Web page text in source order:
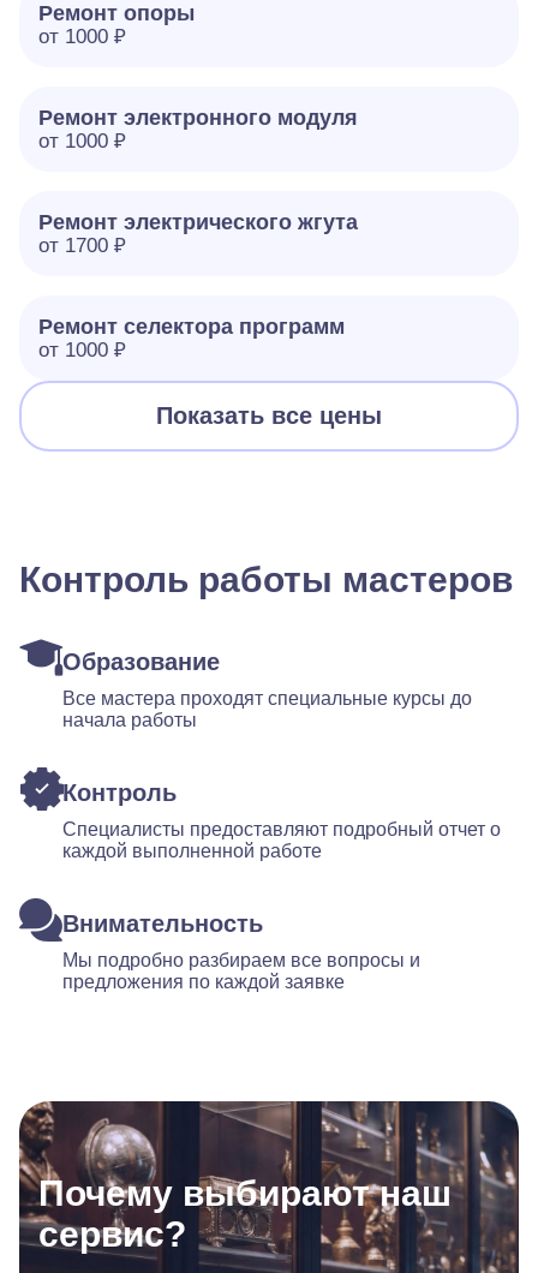
Ремонт опоры
от 1000 ₽
Ремонт электронного модуля
от 1000 ₽
Ремонт электрического жгута
от 1700 ₽
Ремонт селектора программ
от 1000 ₽
Показать все цены
Контроль работы мастеров
Образование
Все мастера проходят специальные курсы до
начала работы
Контроль
Специалисты предоставляют подробный отчет о
каждой выполненной работе
Внимательность
Мы подробно разбираем все вопросы и
предложения по каждой заявке
Почему выбирают наш
сервис?